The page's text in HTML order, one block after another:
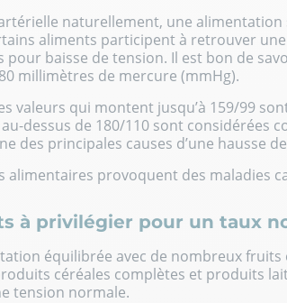
naturellement, une alimentation
aliments participent à retrouver
pour baisse de tension. Il est bon de
millimètres de mercure (mmHg).
valeurs qui montent jusqu’à 159/99
dessus de 180/110 sont considérées
des principales causes d’une hausse
alimentaires provoquent des maladies
à privilégier pour un taux
équilibrée avec de nombreux fruits
céréales complètes et produits
tension normale.